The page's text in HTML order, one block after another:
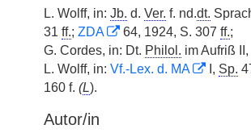
L. Wolff, in: Jb. d. Ver. f. nd.dt.
31 ff.; ZDA 64, 1924, S. 307 ff.;
G. Cordes, in: Dt. Philol. im Aufriß
L. Wolff, in: Vf.-Lex. d. MA I, Sp.
160 f. (L).
Autor/in